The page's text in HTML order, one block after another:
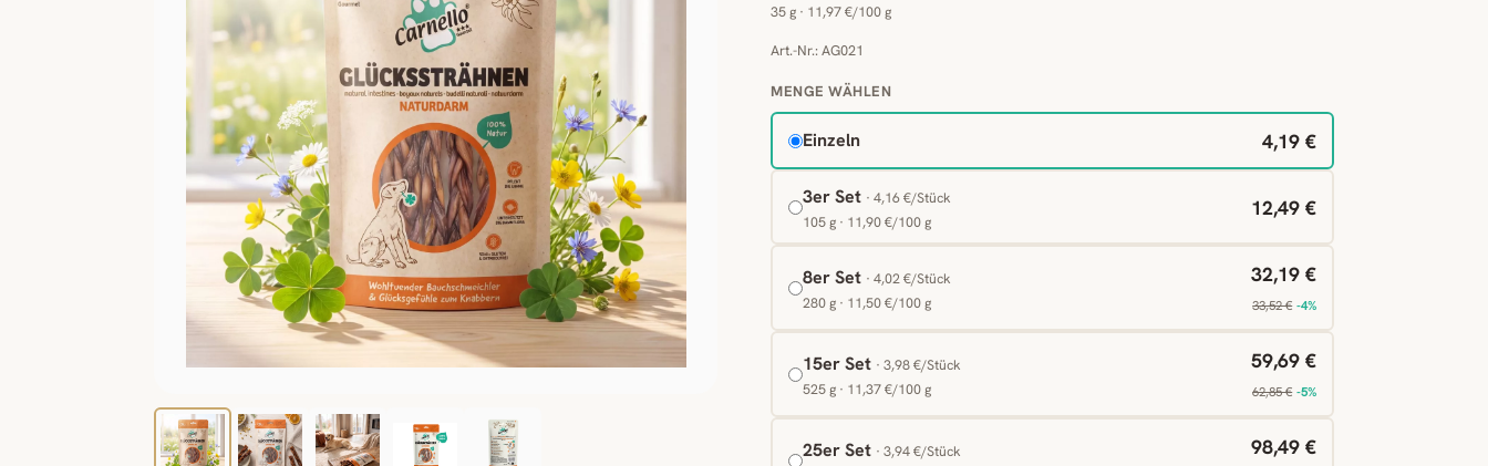
35 g · 11,97 €/100 g
Art.-Nr.: AG021
MENGE WÄHLEN
Einzeln 4,19 €
3er Set · 4,16 €/Stück
105 g · 11,90 €/100 g
12,49 €
8er Set · 4,02 €/Stück
280 g · 11,50 €/100 g
32,19 €
33,52 € -4%
15er Set · 3,98 €/Stück
525 g · 11,37 €/100 g
59,69 €
62,85 € -5%
25er Set · 3,94 €/Stück
98,49 €